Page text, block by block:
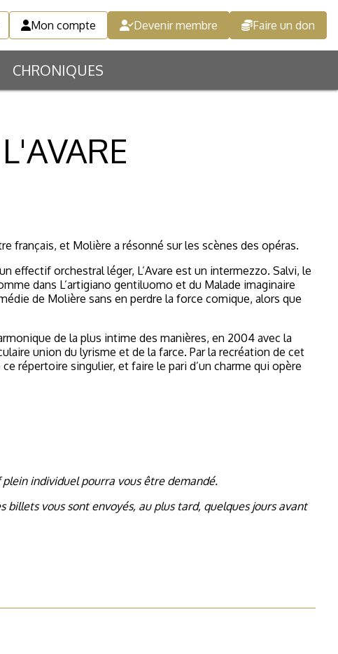
Mon compte Devenir membre Faire un don
CHRONIQUES
français, et Molière a résonné sur les scènes des opéras.
effectif orchestral léger, L’Avare est un intermezzo. Salvi, le
dans L’artigiano gentiluomo et du Malade imaginaire
de Molière sans en perdre la force comique, alors que
de la plus intime des manières, en 2004 avec la
union du lyrisme et de la farce. Par la recréation de cet
répertoire singulier, et faire le pari d’un charme qui opère
individuel pourra vous être demandé.
vous sont envoyés, au plus tard, quelques jours avant